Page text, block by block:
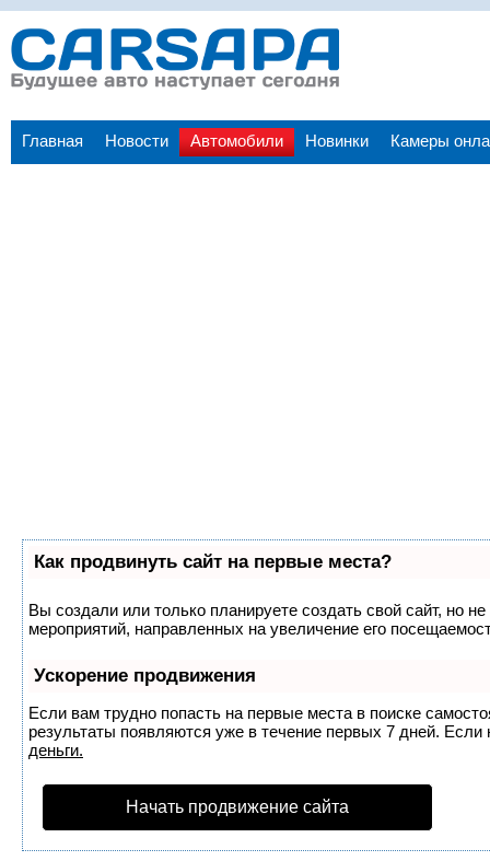
Главная Новости Автомобили Новинки Камеры
Как продвинуть сайт на первые места?
Вы создали или только планируете создать свой сайт, но
мероприятий, направленных на увеличение его
Ускорение продвижения
Если вам трудно попасть на первые места в поиске
результаты появляются уже в течение первых 7 дней.
деньги.
Начать продвижение сайта